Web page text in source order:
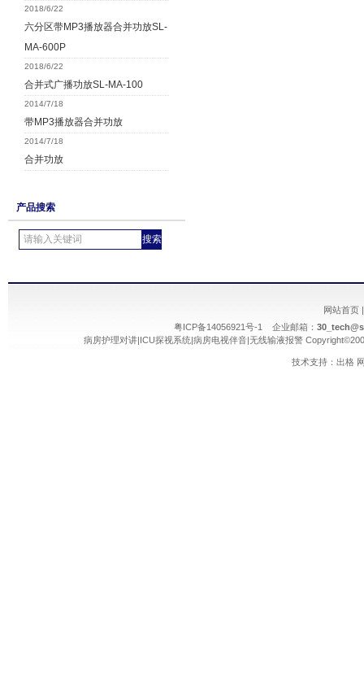
2018/6/22
六分区带MP3播放器合并功放SL-
MA-600P
2018/6/22
合并式广播功放SL-MA-100
2014/7/18
带MP3播放器合并功放
2014/7/18
合并功放
产品搜索
网站首页
粤ICP备14056921号-1 企业邮箱：
病房护理对讲|ICU探视系统|病房电视伴音|无线输液报警
技术支持：出格